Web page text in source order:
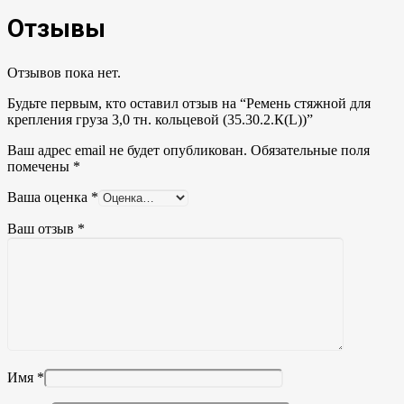
Отзывы
Отзывов пока нет.
Будьте первым, кто оставил отзыв на “Ремень стяжной для
крепления груза 3,0 тн. кольцевой (35.30.2.К(L))”
Ваш адрес email не будет опубликован. Обязательные поля
помечены *
Ваша оценка *
Ваш отзыв *
Имя *